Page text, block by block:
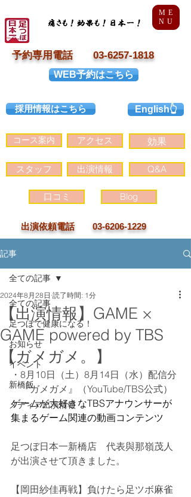
コース案内 アクセス
スタッフ 出演情報
口コミ Blog
Q&A
効果
出演依頼電話 03-6206-1229
予約専用電話 03-6257-1818
English👆
WEB予約はこちら
採用情報はこちら
ME
NU
記事
全ての記事
足つぼで健康になる！
お知らせ
イベント
新橋飯
メディア出演情報
全ての記事
【出演情報】GAME ×
GAME powered by TBS
【ガメガメ。】
2024年8月28日 読了時間: 1分
・8月10日（土）8月14日（水）配信分
『ガメガメ』（YouTube/TBS公式）
ゲームが大好きなTBSアナウンサーが
集まるゲーム関連の動画コンテンツ
足つぼ日本一新橋店　代表與那嶺茂人
が出演させて頂きました。
【岡田紗佳再戦】負けたら足ツボ麻雀